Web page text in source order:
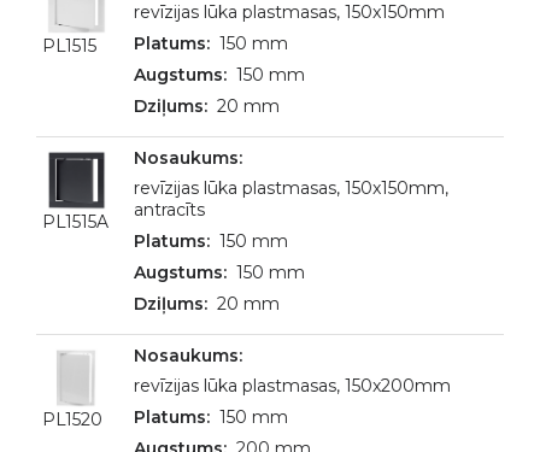
PL1515
revīzijas lūka plastmasas, 150x150mm
150 mm
150 mm
20 mm
PL1515A
revīzijas lūka plastmasas, 150x150mm,
antracīts
150 mm
150 mm
20 mm
PL1520
revīzijas lūka plastmasas, 150x200mm
150 mm